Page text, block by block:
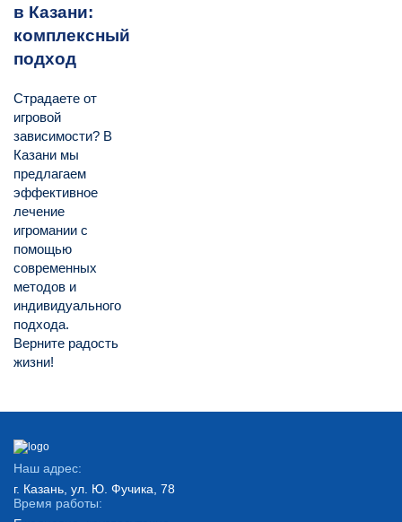
в Казани:
комплексный
подход
Страдаете от
игровой
зависимости? В
Казани мы
предлагаем
эффективное
лечение
игромании с
помощью
современных
методов и
индивидуального
подхода.
Верните радость
жизни!
Наш адрес:
г. Казань, ул. Ю. Фучика, 78
Время работы: